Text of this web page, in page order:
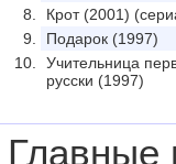
Крот (2001)
Подарок (1997)
Учительница
русски (1997)
Главные